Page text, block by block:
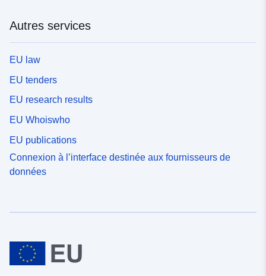
Autres services
EU law
EU tenders
EU research results
EU Whoiswho
EU publications
Connexion à l’interface destinée aux fournisseurs de
données